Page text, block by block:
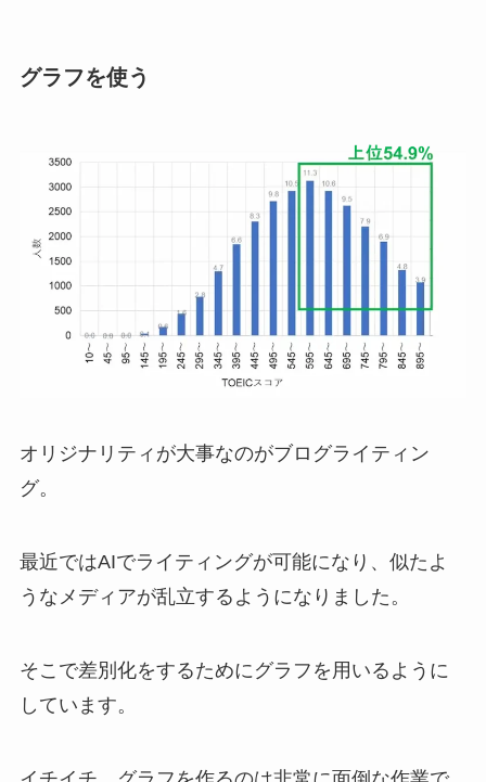
グラフを使う
オリジナリティが大事なのがブログライティン
グ。
最近ではAIでライティングが可能になり、似たよ
うなメディアが乱立するようになりました。
そこで差別化をするためにグラフを用いるように
しています。